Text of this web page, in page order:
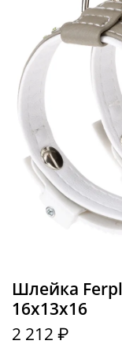
Шлейка
16х13х16
2 212 ₽